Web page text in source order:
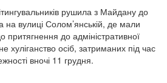
рушила з Майдану до
на вулиці Солом’янській, де мали
притягнення до адміністративної
хуліганство осіб, затриманих під час
вночі 11 грудня.